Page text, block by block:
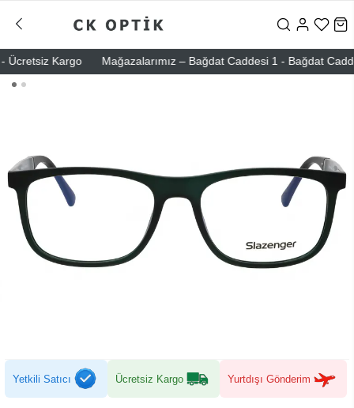
Kargo Mağazalarımız – Bağdat Caddesi 1 - Bağdat
Yetkili Satıcı Ücretsiz Kargo Yurtdışı Gönderim